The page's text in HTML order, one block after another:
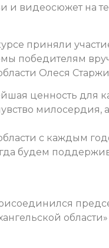
и видеосюжет на
приняли
победителям
Олеся
ценность для
милосердия,
с каждым
будем